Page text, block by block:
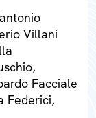
Villani
Facciale
Federici,